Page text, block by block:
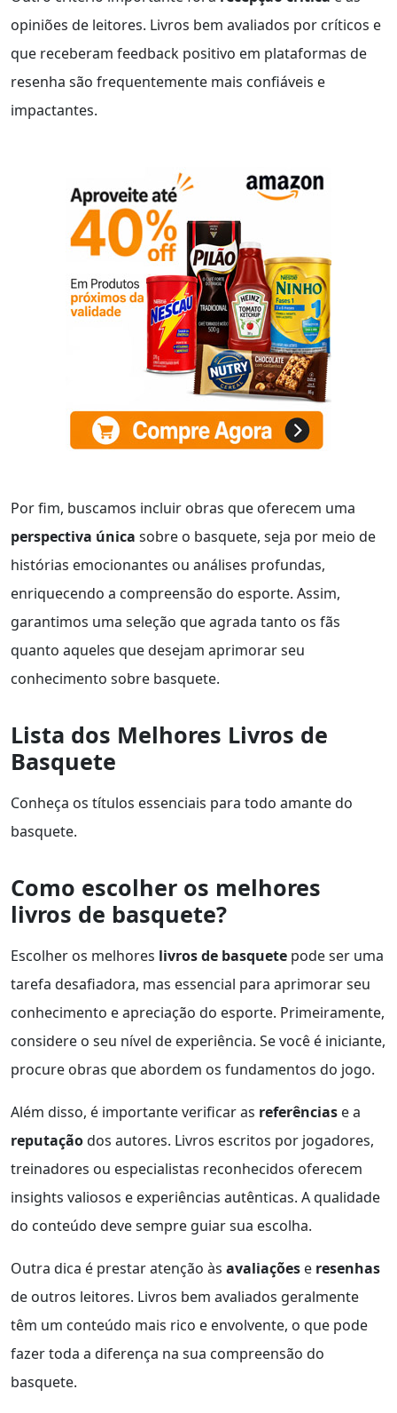
opiniões de leitores. Livros bem avaliados por críticos e
que receberam feedback positivo em plataformas de
resenha são frequentemente mais confiáveis e
impactantes.
Por fim, buscamos incluir obras que oferecem uma
perspectiva única sobre o basquete, seja por meio de
histórias emocionantes ou análises profundas,
enriquecendo a compreensão do esporte. Assim,
garantimos uma seleção que agrada tanto os fãs
quanto aqueles que desejam aprimorar seu
conhecimento sobre basquete.
Lista dos Melhores Livros de
Basquete
Conheça os títulos essenciais para todo amante do
basquete.
Como escolher os melhores
livros de basquete?
Escolher os melhores livros de basquete pode ser uma
tarefa desafiadora, mas essencial para aprimorar seu
conhecimento e apreciação do esporte. Primeiramente,
considere o seu nível de experiência. Se você é iniciante,
procure obras que abordem os fundamentos do jogo.
Além disso, é importante verificar as referências e a
reputaçãodos autores. Livros escritos por jogadores,
treinadores ou especialistas reconhecidos oferecem
insights valiosos e experiências autênticas. A qualidade
do conteúdo deve sempre guiar sua escolha.
Outra dica é prestar atenção às avaliações e resenhas
de outros leitores. Livros bem avaliados geralmente
têm um conteúdo mais rico e envolvente, o que pode
fazer toda a diferença na sua compreensão do
basquete.